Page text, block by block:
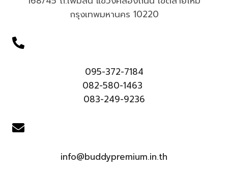
กรุงเทพมหานคร 10220
095-372-7184
082-580-1463
083-249-9236
info@buddypremium.in.th